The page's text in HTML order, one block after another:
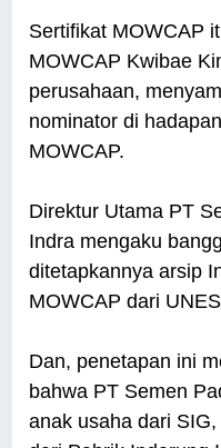
Sertifikat MOWCAP
MOWCAP Kwibae
perusahaan,
nominator di
MOWCAP.
Direktur Utama PT
Indra mengaku
ditetapkannya arsip
MOWCAP dari
Dan, penetapan ini
bahwa PT Semen
anak usaha dari